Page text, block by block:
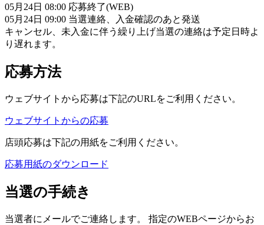
05月24日 08:00 応募終了(WEB)
05月24日 09:00 当選連絡、入金確認のあと発送
キャンセル、未入金に伴う繰り上げ当選の連絡は予定日時よ
り遅れます。
応募方法
ウェブサイトから応募は下記のURLをご利用ください。
ウェブサイトからの応募
店頭応募は下記の用紙をご利用ください。
応募用紙のダウンロード
当選の手続き
当選者にメールでご連絡します。 指定のWEBページからお